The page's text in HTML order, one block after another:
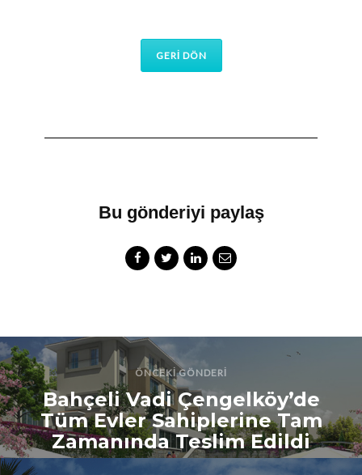
GERİ DÖN
Bu gönderiyi paylaş
ÖNCEKI GÖNDERI
Bahçeli Vadi Çengelköy’de
Tüm Evler Sahiplerine Tam
Zamanında Teslim Edildi